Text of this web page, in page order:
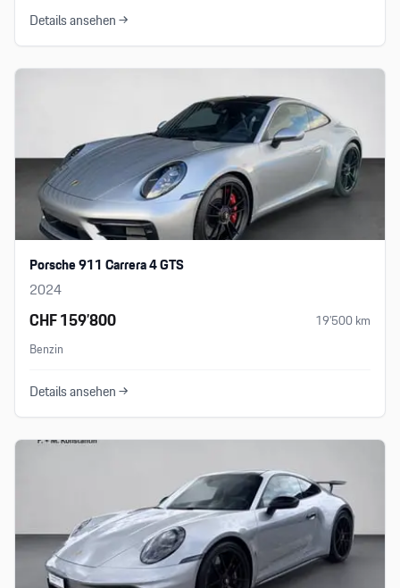
Details ansehen →
Porsche 911 Carrera 4 GTS
2024
CHF 159’800 19’500km
Benzin
Details ansehen →